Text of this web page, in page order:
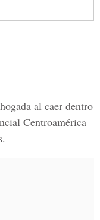
al caer dentro
Centroamérica